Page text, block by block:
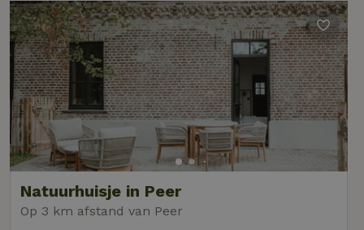
Natuurhuisje in Peer
Op 3 km afstand van Peer